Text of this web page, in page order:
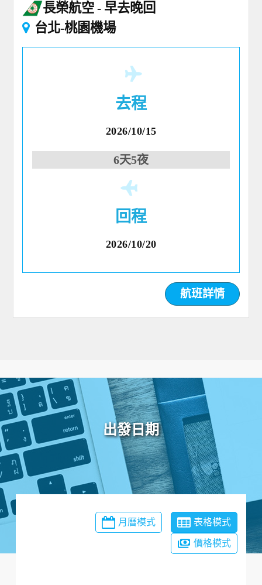
長榮航空
早去晚回
台北-桃園機場
去程
2026/10/15
6天5夜
回程
2026/10/20
航班詳情
出發日期
月曆模式 表格模式
價格模式